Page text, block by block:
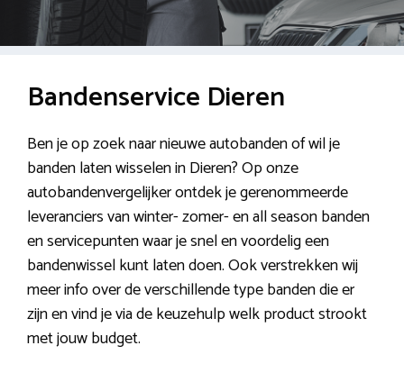
Bandenservice Dieren
Ben je op zoek naar nieuwe autobanden of wil je
banden laten wisselen in Dieren? Op onze
autobandenvergelijker ontdek je gerenommeerde
leveranciers van winter- zomer- en all season banden
en servicepunten waar je snel en voordelig een
bandenwissel kunt laten doen. Ook verstrekken wij
meer info over de verschillende type banden die er
zijn en vind je via de keuzehulp welk product strookt
met jouw budget.